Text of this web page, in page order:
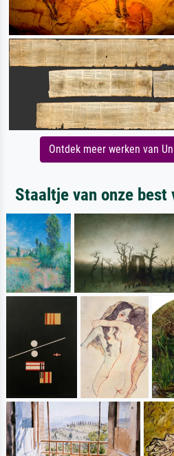
Ontdek meer werken van
Staaltje van onze best